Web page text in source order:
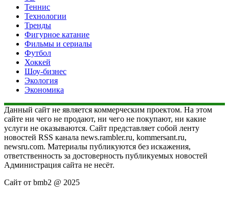
Теннис
Технологии
Тренды
Фигурное катание
Фильмы и сериалы
Футбол
Хоккей
Шоу-бизнес
Экология
Экономика
Данный сайт не является коммерческим проектом. На этом
сайте ни чего не продают, ни чего не покупают, ни какие
услуги не оказываются. Сайт представляет собой ленту
новостей RSS канала news.rambler.ru, kommersant.ru,
newsru.com. Материалы публикуются без искажения,
ответственность за достоверность публикуемых новостей
Администрация сайта не несёт.
Сайт от bmb2 @ 2025